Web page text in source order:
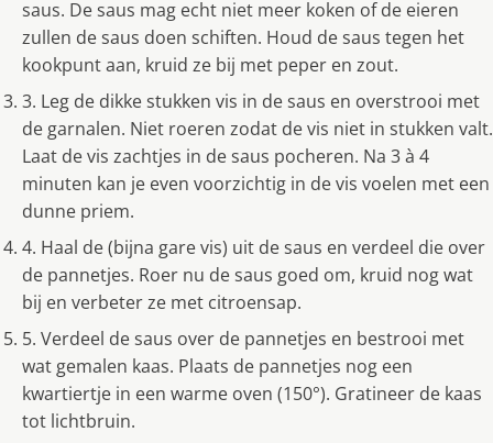
saus. De saus mag echt niet meer koken of de eieren
zullen de saus doen schiften. Houd de saus tegen het
kookpunt aan, kruid ze bij met peper en zout.
3. Leg de dikke stukken vis in de saus en overstrooi met
de garnalen. Niet roeren zodat de vis niet in stukken valt.
Laat de vis zachtjes in de saus pocheren. Na 3 à 4
minuten kan je even voorzichtig in de vis voelen met een
dunne priem.
4. Haal de (bijna gare vis) uit de saus en verdeel die over
de pannetjes. Roer nu de saus goed om, kruid nog wat
bij en verbeter ze met citroensap.
5. Verdeel de saus over de pannetjes en bestrooi met
wat gemalen kaas. Plaats de pannetjes nog een
kwartiertje in een warme oven (150°). Gratineer de kaas
tot lichtbruin.